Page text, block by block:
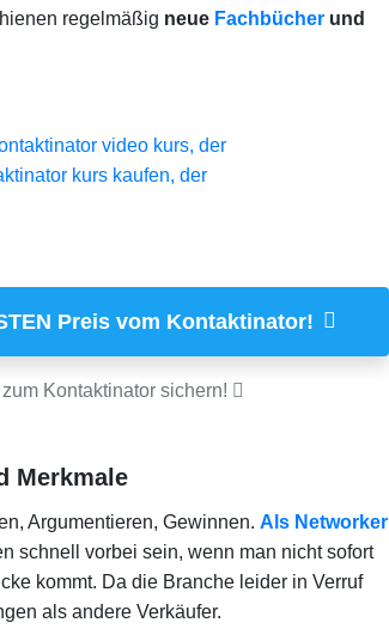
regelmäßig neue Fachbücher und
Preis vom Kontaktinator!
Kontaktinator sichern!
Merkmale
Argumentieren, Gewinnen. Als Networker
schnell vorbei sein, wenn man nicht sofort
kommt. Da die Branche leider in Verruf
als andere Verkäufer.